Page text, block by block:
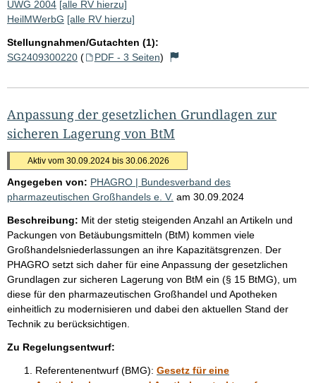
UWG 2004 [alle RV hierzu]
HeilMWerbG [alle RV hierzu]
Stellungnahmen/Gutachten (1):
SG2409300220 ( PDF - 3 Seiten)
Anpassung der gesetzlichen Grundlagen zur
sicheren Lagerung von BtM
Aktiv vom 30.09.2024 bis 30.06.2026
Angegeben von: PHAGRO | Bundesverband des
pharmazeutischen Großhandels e. V. am 30.09.2024
Beschreibung: Mit der stetig steigenden Anzahl an Artikeln und
Packungen von Betäubungsmitteln (BtM) kommen viele
Großhandelsniederlassungen an ihre Kapazitätsgrenzen. Der
PHAGRO setzt sich daher für eine Anpassung der gesetzlichen
Grundlagen zur sicheren Lagerung von BtM ein (§ 15 BtMG), um
diese für den pharmazeutischen Großhandel und Apotheken
einheitlich zu modernisieren und dabei den aktuellen Stand der
Technik zu berücksichtigen.
Zu Regelungsentwurf:
Referentenentwurf (BMG): Gesetz für eine